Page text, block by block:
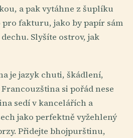
a pak vytáhne z šuplíku
fakturu, jako by papír sám
Slyšíte ostrov, jak
je jazyk chuti, škádlení,
si pořád nese
sedí v kancelářích a
jako perfektně vyžehlený
Přidejte bhojpurštinu,